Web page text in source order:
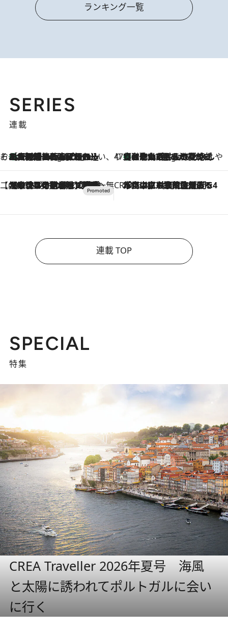
ランキング一覧
SERIES
連載
そおだよおこの関西おいしい、おやつ紀行4 Hours Ago
［大阪府箕面市］一皿一皿目の前で仕上げられる、料理を巧みに組み込んだアシェットデセールコース「ミチル アシェット デセール（Michiru assiette dessert）」 47都道府県の手みやげ ひんやりスイーツで夏を満喫
4 Hours Ago
【和歌山県】この夏絶対食べたい 冷やしておいしいおやつ3選 みかんがごろっと丸ごと入ったジュレ
【CREA×星野リゾート】唯一無二。癒しと発見が待つ場所へ
2026.8.7
【トンボの足水浴】ヒノキの香りに包まれて涼感マックス！約13℃の湧水かけ流しを避暑地「星野温泉 トンボの湯」で体験 CREA'S CHOICE
2026.8.7
「立川にも歌舞伎があるんだよ」 片岡仁左衛門・市川中車ら豪華座組みで4年目の立川立飛歌舞伎へ
連載 TOP
SPECIAL
特集
CREA Traveller 2026年夏号 海風
と太陽に誘われてポルトガルに会い
に行く